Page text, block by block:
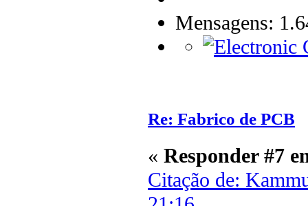
Mensagens:
Re: Fabrico de PCB
« Responder #7
Citação de: